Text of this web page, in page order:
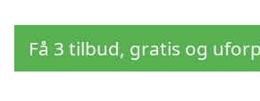
Få 3 tilbud, gratis og